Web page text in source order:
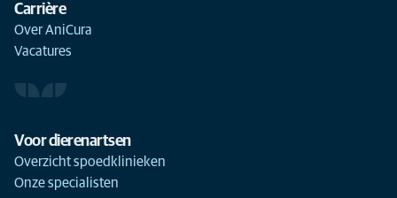
Carrière
Over AniCura
Vacatures
Voor dierenartsen
Overzicht spoedklinieken
Onze specialisten